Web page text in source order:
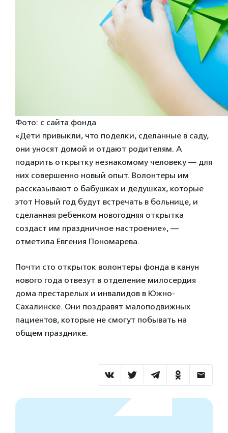
Фото: с сайта фонда
«Дети привыкли, что поделки, сделанные в саду,
они уносят домой и отдают родителям. А
подарить открытку незнакомому человеку — для
них совершенно новый опыт. Волонтеры им
рассказывают о бабушках и дедушках, которые
этот Новый год будут встречать в больнице, и
сделанная ребенком новогодняя открытка
создаст им праздничное настроение», —
отметила Евгения Пономарева.
Почти сто открыток волонтеры фонда в канун
нового года отвезут в отделение милосердия
дома престарелых и инвалидов в Южно-
Сахалинске. Они поздравят малоподвижных
пациентов, которые не смогут побывать на
общем празднике.